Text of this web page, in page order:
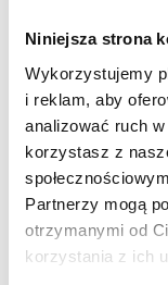
Niniejsza strona
Wykorzystujemy
i reklam, aby
analizować ruch
korzystasz z
Partnerzy mogą
otrzymanymi od
korzystania z ich
zapraszamy
ankiety
doktorantów
Celem
warunków
społecznej,
osób, ich